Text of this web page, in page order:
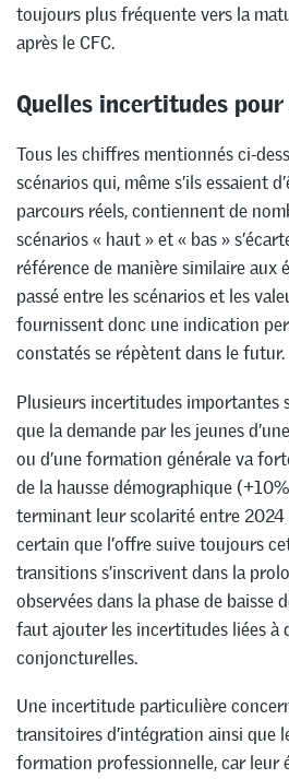
toujours plus fréquente vers la
après le CFC.
Quelles incertitudes
Tous les chiffres mentionnés ci-
scénarios qui, même s’ils essaient
parcours réels, contiennent de
scénarios « haut » et « bas »
référence de manière similaire aux
passé entre les scénarios et les
fournissent donc une indication
constatés se répètent dans le futur.
Plusieurs incertitudes importantes
que la demande par les jeunes
ou d’une formation générale va
de la hausse démographique
terminant leur scolarité entre 2024
certain que l’offre suive toujours
transitions s’inscrivent dans la
observées dans la phase de baisse
faut ajouter les incertitudes liées à
conjoncturelles.
Une incertitude particulière
transitoires d’intégration ainsi que
formation professionnelle, car leur